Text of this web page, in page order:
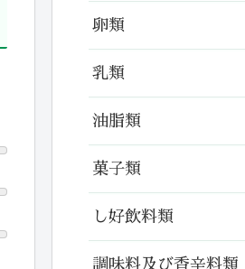
卵類
乳類
油脂類
菓子類
し好飲料類
調味料及び香辛料類